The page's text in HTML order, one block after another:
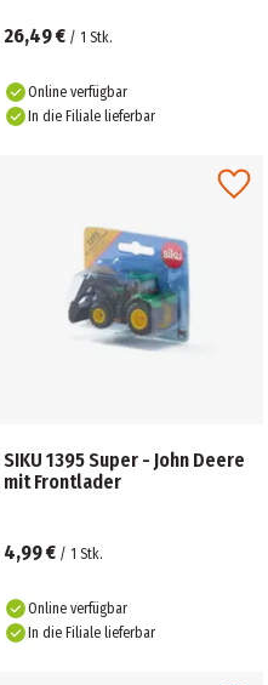
26,49 € / 1 Stk.
Online verfügbar
In die Filiale lieferbar
SIKU 1395 Super - John Deere
mit Frontlader
4,99 € / 1 Stk.
Online verfügbar
In die Filiale lieferbar